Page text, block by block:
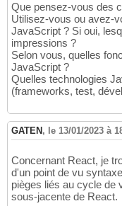
Que pensez-vous des
Utilisez-vous ou avez-
JavaScript ? Si oui,
impressions ?
Selon vous, quelles
JavaScript ?
Quelles technologies
(frameworks, test,
GATEN , le 13/01/2023 à
Concernant React, je
d'un point de vu
pièges liés au cycle de
sous-jacente de React.